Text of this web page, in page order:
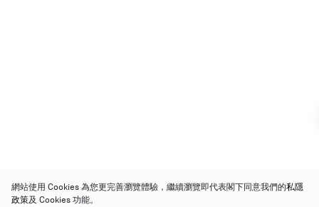
網站使用 Cookies 為您更完善瀏覽體驗，繼續瀏覽即代表閣下同意我們的私隱
政策及 Cookies 功能。